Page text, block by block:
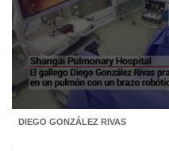
seconds
DIEGO GONZÁLEZ RIVAS